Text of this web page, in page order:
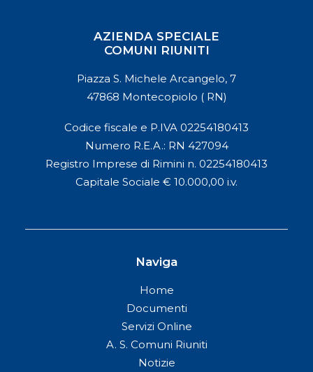
AZIENDA SPECIALE
COMUNI RIUNITI
Piazza S. Michele Arcangelo, 7
47868 Montecopiolo ( RN)
Codice fiscale e P.IVA 02254180413
Numero R.E.A.: RN 427094
Registro Imprese di Rimini n. 02254180413
Capitale Sociale € 10.000,00 i.v.
Naviga
Home
Documenti
Servizi Online
A. S. Comuni Riuniti
Notizie